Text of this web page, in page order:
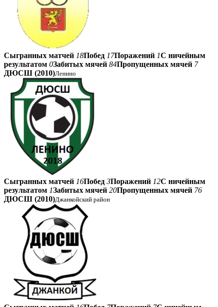
Сыгранных матчей 18Побед 17Поражений 1С ничейным
результатом 0Забитых мячей 84Пропущенных мячей 7
ДЮСШ (2010)Ленино
Сыгранных матчей 16Побед 3Поражений 12С ничейным
результатом 1Забитых мячей 20Пропущенных мячей 76
ДЮСШ (2010)Джанкойский район